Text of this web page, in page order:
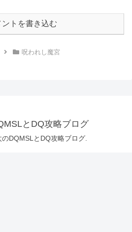
ントを書き込む
呪われし魔宮
とDQ攻略ブログ
DQMSLとDQ攻略ブログ.